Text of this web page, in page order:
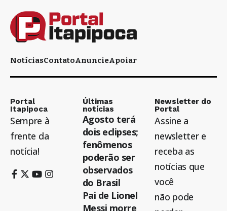
NotíciasContatoAnuncieApoiar
Portal
Itapipoca
Sempre à
frente da
notícia!
Últimas
notícias
Agosto terá
dois eclipses;
fenômenos
poderão ser
observados
do Brasil
Pai de Lionel
Messi morre
Newsletter do
Portal
Assine a
newsletter e
receba as
notícias que
você
não pode